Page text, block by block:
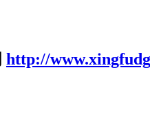
http://